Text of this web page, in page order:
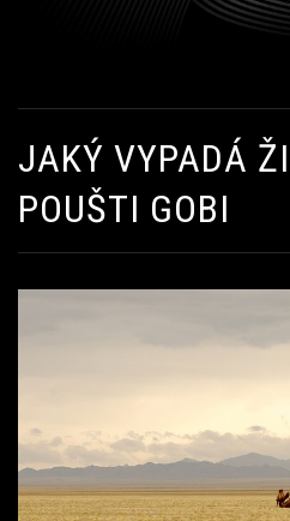
JAKÝ VYPADÁ
POUŠTI GOBI